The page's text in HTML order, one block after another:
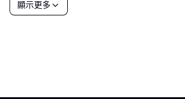
顯示更多